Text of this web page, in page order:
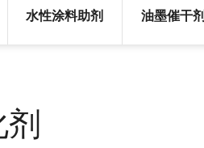
水性涂料助剂 油墨催干剂